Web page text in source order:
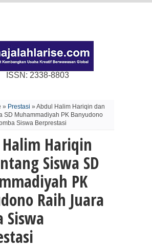
ISSN: 2338-8803
» Prestasi » Abdul Halim Hariqin dan
SD Muhammadiyah PK Banyudono
Siswa Berprestasi
Hariqin
Siswa SD
PK
Raih Juara
Siswa